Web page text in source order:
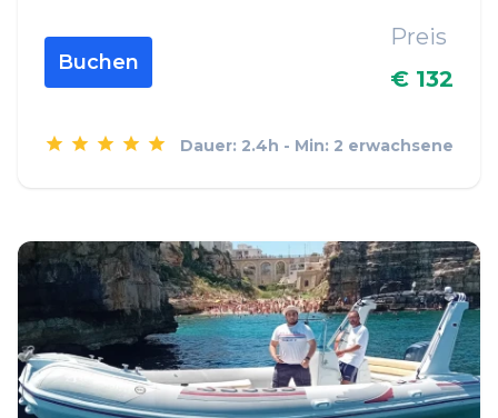
Buchen
Preis
€ 132
Dauer: 2.4h - Min: 2 erwachsene